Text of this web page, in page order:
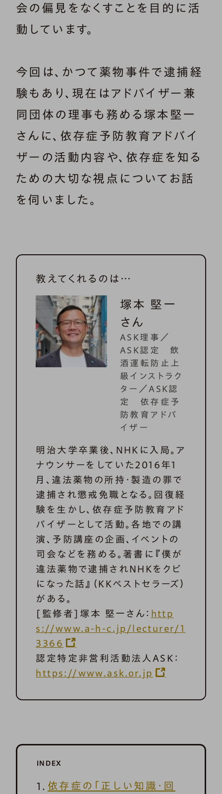
会の偏見をなくすことを目的に活
動しています。
今回は、かつて薬物事件で逮捕経
験もあり、現在はアドバイザー兼
同団体の理事も務める塚本堅一
さんに、依存症予防教育アドバイ
ザーの活動内容や、依存症を知る
ための大切な視点についてお話
を伺いました。
教えてくれるのは…
塚本 堅一
さん
ASK理事／
ASK認定 飲
酒運転防止上
級インストラク
ター／ASK認
定 依存症予
防教育アドバ
イザー
明治大学卒業後、NHKに入局。ア
ナウンサーをしていた2016年1
月、違法薬物の所持・製造の罪で
逮捕され懲戒免職となる。回復経
験を生かし、依存症予防教育アド
バイザーとして活動。各地での講
演、予防講座の企画、イベントの
司会などを務める。著書に『僕が
違法薬物で逮捕されNHKをクビ
になった話』（KKベストセラーズ）
がある。
[監修者]塚本 堅一さん： http
s://www.a-h-c.jp/lecturer/1
3366
認定特定非営利活動法人ASK：
https://www.ask.or.jp
INDEX
依存症の「正しい知識・回